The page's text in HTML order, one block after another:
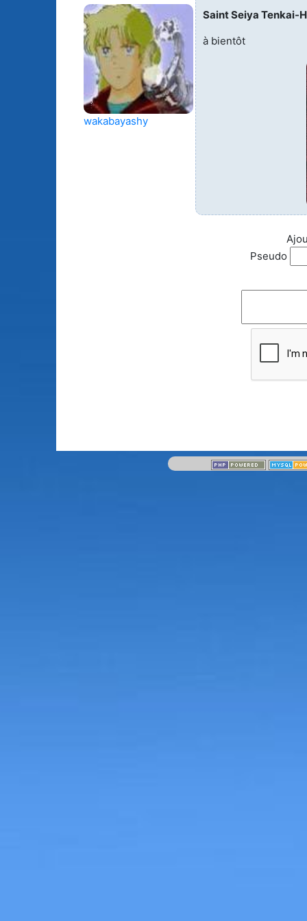
Animes licenciés
(256)
Animes abandonnés
(13)
Tous les animes (604)
(Privés) (132)
Mangas en pause
Mangas licenciés
Mangas
wakabayashy
Saint Seiya Tenkai-
à bientôt
Pseudo